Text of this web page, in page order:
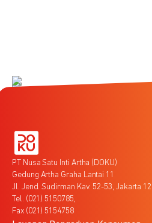
PT Nusa Satu Inti Artha (DOKU)
Gedung Artha Graha Lantai 11
Jl. Jend. Sudirman Kav. 52-53, Jakarta
Tel. (021) 5150785,
Fax (021) 5154758